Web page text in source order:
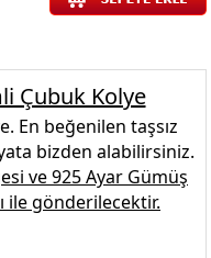
Çubuk Kolye
. En beğenilen taşsız
bizden alabilirsiniz.
ve925 Ayar Gümüş
ile gönderilecektir.